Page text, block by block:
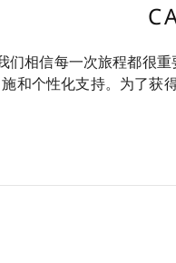
们相信每一次旅程都很
施和个性化支持。为了获